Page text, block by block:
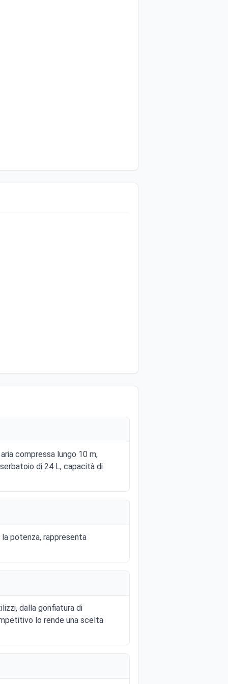
compressa lungo 10 m,
di 24 L, capacità di
potenza, rappresenta
dalla gonfiatura di
lo rende una scelta